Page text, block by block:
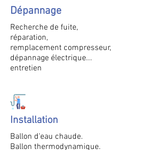
Dépannage
Recherche de fuite,
réparation,
remplacement compresseur,
dépannage électrique...
entretien
Installation
Ballon d'eau chaude.
Ballon thermodynamique.